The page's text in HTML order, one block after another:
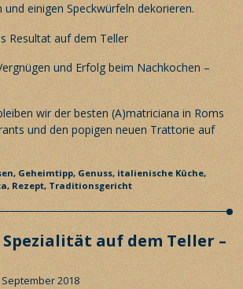
einigen Speckwürfeln dekorieren.
und Erfolg beim Nachkochen –
wir der besten (A)matriciana in Roms
und den popigen neuen Trattorie auf
Geheimtipp, Genuss, italienische Küche,
Rezept, Traditionsgericht
auf dem Teller –
2018